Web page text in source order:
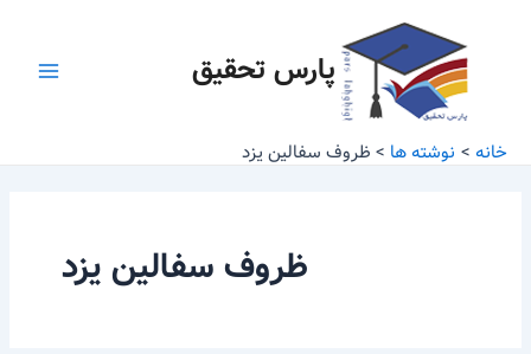
پارس تحقیق
خانه نوشته ها ظروف سفالین یزد
ظروف سفالین یزد